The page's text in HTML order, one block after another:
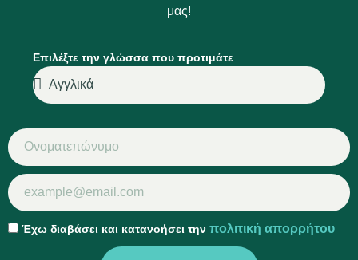
μας!
Επιλέξτε την γλώσσα που προτιμάτε
Έχω διαβάσει και κατανοήσει την πολιτική απορρήτου